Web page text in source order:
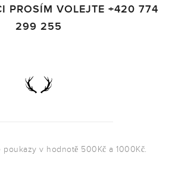
PROSÍM VOLEJTE +420 774
299 255
poukazy v hodnotě 500Kč a 1000Kč.